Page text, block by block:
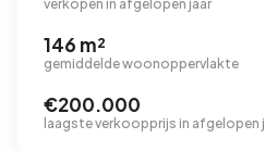
verkopen in afgelopen jaar
146 m²
gemiddelde woonoppervlakte
€200.000
laagste verkoopprijs in afgelopen